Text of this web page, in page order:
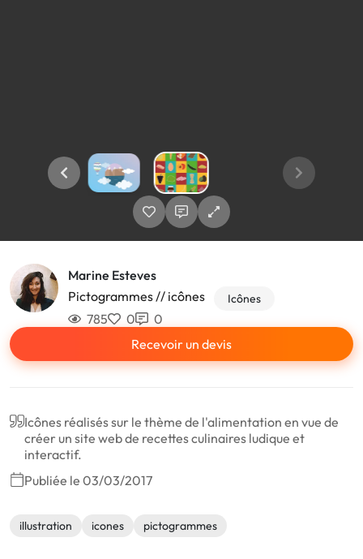
Marine Esteves
Pictogrammes // icônes
Icônes
785 0
0
Recevoir un devis
Icônes réalisés sur le thème de l'alimentation en vue de
créer un site web de recettes culinaires ludique et
interactif.
Publiée le 03/03/2017
illustration icones pictogrammes